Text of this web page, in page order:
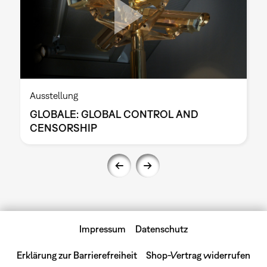
Ausstellung
GLOBALE: GLOBAL CONTROL AND
CENSORSHIP
Impressum Datenschutz
Erklärung zur Barrierefreiheit Shop-Vertrag widerrufen